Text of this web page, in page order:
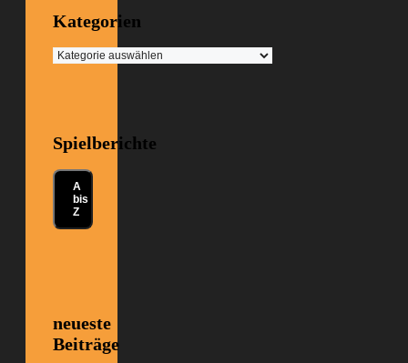
Kategorien
Kategorien
Spielberichte
A
bis
Z
neueste
Beiträge